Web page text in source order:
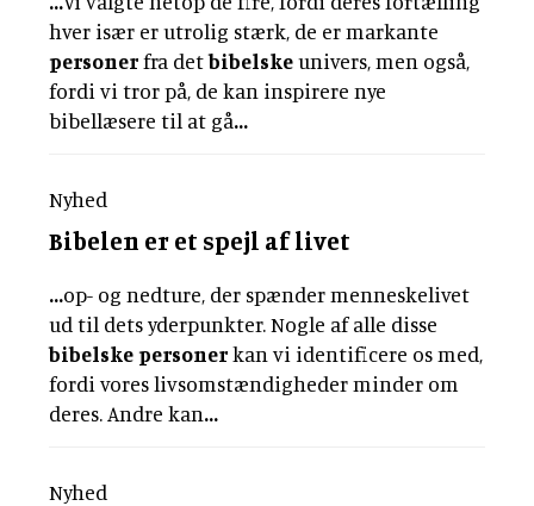
hver især er utrolig stærk, de er markante
personerfra detbibelskeunivers, men også,
fordi vi tror på, de kan inspirere nye
bibellæsere til at gå...
Nyhed
Bibelen er et spejl af livet
...op- og nedture, der spænder menneskelivet
ud til dets yderpunkter. Nogle af alle disse
bibelske personerkan vi identificere os med,
fordi vores livsomstændigheder minder om
deres. Andre kan...
Nyhed